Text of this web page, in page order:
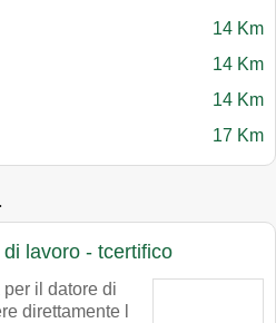
14 Km
14 Km
14 Km
17 Km
lavoro - tcertifico
il datore di
direttamente l